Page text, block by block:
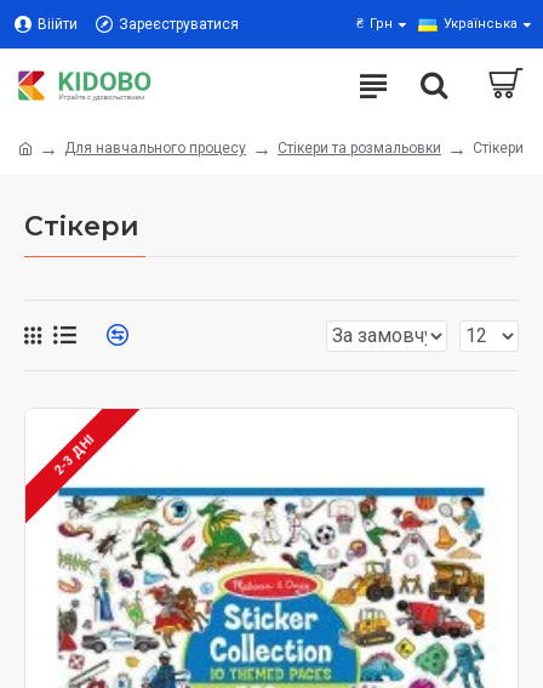
Віійти Зареєструватися ₴ Грн Українська
Для навчального процесу Стікери та розмальовки Стікери
Стікери
2-3 ДНІ